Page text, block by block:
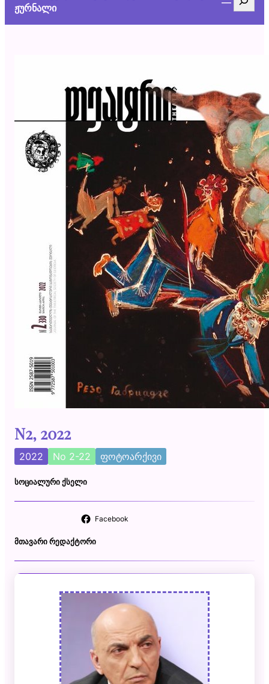
ჟურნალი
N2, 2022
2022 No 2-22 ფოტოარქივი
ᲡᲝᲪᲘᲐᲚᲣᲠᲘ ᲥᲡᲔᲚᲘ
Facebook
ᲛᲗᲐᲕᲐᲠᲘ ᲠᲔᲓᲐᲥᲢᲝᲠᲘ